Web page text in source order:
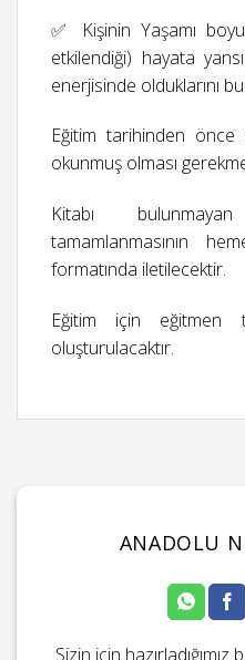
✅ Kişinin Yaşamı
etkilendiği) hayata
enerjisinde olduklarını
Eğitim tarihinden önce
okunmuş olması
Kitabı
tamamlanmasının
formatında iletilecektir.
Eğitim için eğitmen
oluşturulacaktır.
ANADOLU
Sizin için